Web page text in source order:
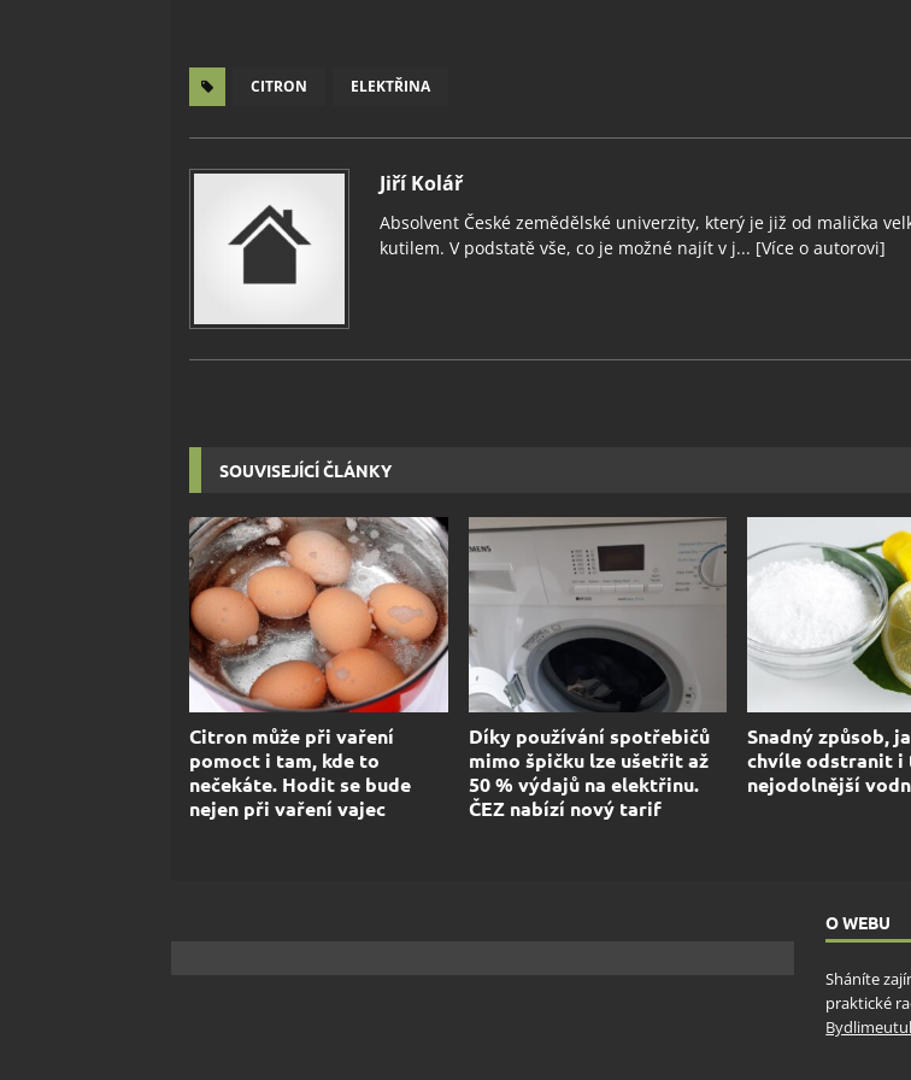
CITRON ELEKTŘINA
Jiří Kolář
Absolvent České zemědělské univerzity, který je již od malička
kutilem. V podstatě vše, co je možné najít v j... [Více o autorovi]
SOUVISEJÍCÍ ČLÁNKY
Citron může při vaření
pomoct i tam, kde to
nečekáte. Hodit se bude
nejen při vaření vajec
Díky používání spotřebičů
mimo špičku lze ušetřit až
50 % výdajů na elektřinu.
ČEZ nabízí nový tarif
Snadný způsob,
chvíle odstranit i
nejodolnější
O WEBU
Sháníte
praktické